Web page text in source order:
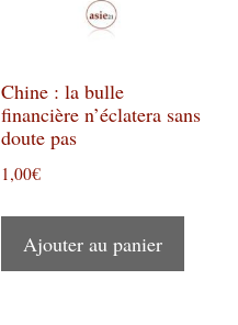
Chine : la bulle
financière n’éclatera sans
doute pas
1,00€
Ajouter au panier